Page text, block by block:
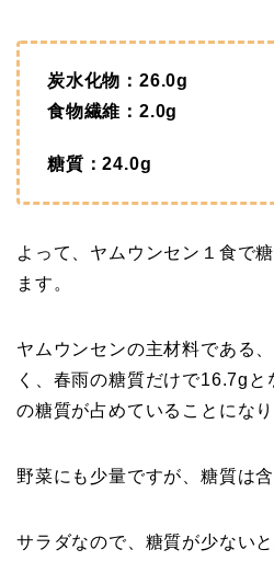
炭水化物：26.0g
食物繊維：2.0g
糖質：24.0g
よって、ヤムウンセン１食で糖
ます。
ヤムウンセンの主材料である
く、春雨の糖質だけで16.7g
の糖質が占めていることになり
野菜にも少量ですが、糖質は含
サラダなので、糖質が少ない